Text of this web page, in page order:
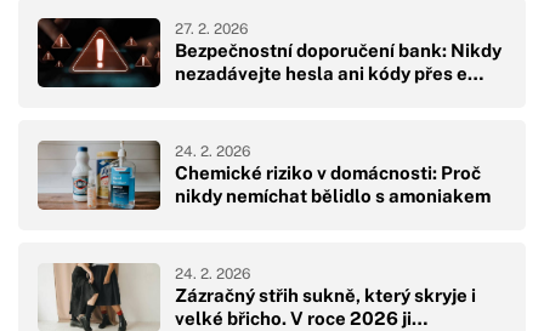
Bezpečnostní doporučení bank: Nikdy
nezadávejte hesla ani kódy přes e…
27. 2. 2026
Chemické riziko v domácnosti: Proč
nikdy nemíchat bělidlo s amoniakem
24. 2. 2026
Zázračný střih sukně, který skryje i
velké břicho. V roce 2026 ji…
24. 2. 2026